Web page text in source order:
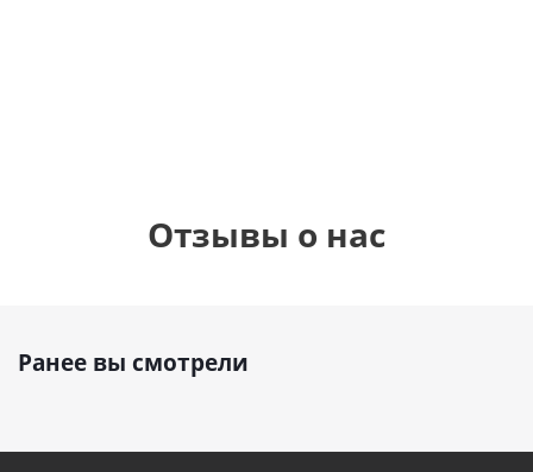
Отзывы о нас
Ранее вы смотрели